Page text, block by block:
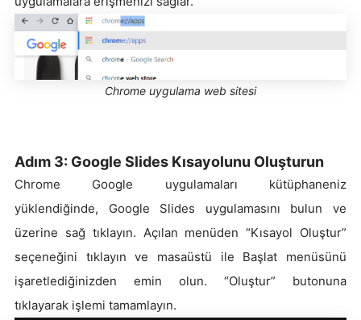
Chrome uygulama web sitesi
Adım 3: Google Slides Kısayolunu Oluşturun
Chrome Google uygulamaları kütüphaneniz
yüklendiğinde, Google Slides uygulamasını bulun ve
üzerine sağ tıklayın. Açılan menüden “Kısayol Oluştur”
seçeneğini tıklayın ve masaüstü ile Başlat menüsünü
işaretlediğinizden emin olun. “Oluştur” butonuna
tıklayarak işlemi tamamlayın.